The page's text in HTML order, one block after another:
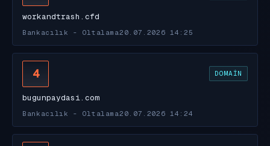
workandtrash.cfd
Bankacılık - Oltalama20.07.2026 14:25
4 DOMAIN
bugunpaydasi.com
Bankacılık - Oltalama20.07.2026 14:24